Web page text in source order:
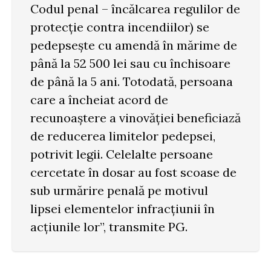
Codul penal – încălcarea regulilor de
protecție contra incendiilor) se
pedepsește cu amendă în mărime de
până la 52 500 lei sau cu închisoare
de până la 5 ani. Totodată, persoana
care a încheiat acord de
recunoaștere a vinovăției beneficiază
de reducerea limitelor pedepsei,
potrivit legii. Celelalte persoane
cercetate în dosar au fost scoase de
sub urmărire penală pe motivul
lipsei elementelor infracțiunii în
acțiunile lor”, transmite PG.